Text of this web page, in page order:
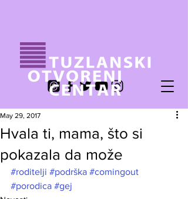
Hvala ti, mama, što si
pokazala da može
May 29, 2017
#roditelji #podrška #comingout
#porodica #gej